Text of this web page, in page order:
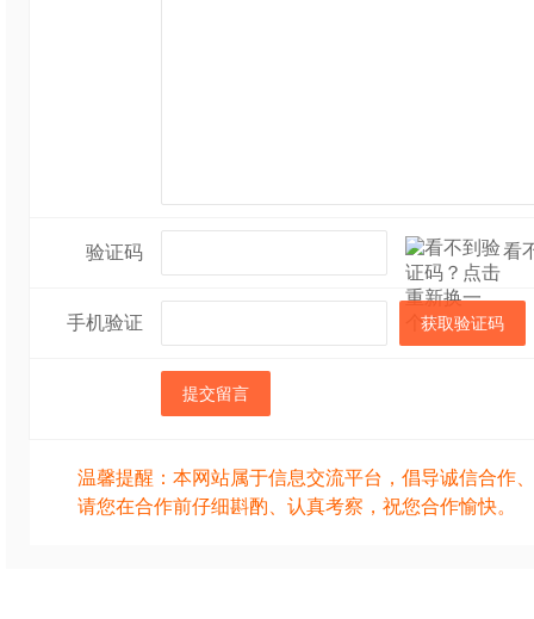
验证码 看
手机验证 获取验证码
提交留言
温馨提醒：本网站属于信息交流平台，倡导诚信合作
请您在合作前仔细斟酌、认真考察，祝您合作愉快。